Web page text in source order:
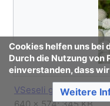
VSeseli
Cookies helfen uns bei
Durch die Nutzung
einverstanden, dass
Weitere